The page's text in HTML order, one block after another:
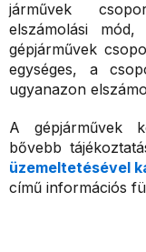
járművek
elszámolási
gépjárművek
egységes, a
ugyanazon
A gépjárművek
bővebb
üzemeltetésével
című információs